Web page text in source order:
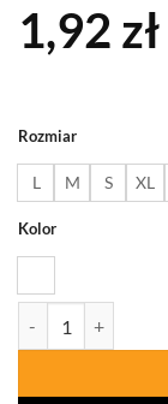
1,92 zł
Rozmiar
L M S XL
Kolor